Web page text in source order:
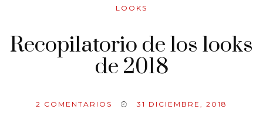
LOOKS
Recopilatorio de los looks
de 2018
2 COMENTARIOS 31 DICIEMBRE, 2018